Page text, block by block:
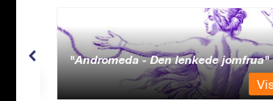
Andromeda - Den lenkede jomfrua